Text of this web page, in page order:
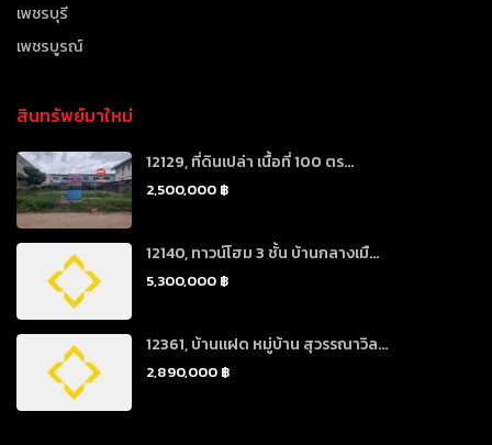
เพชรบุรี
เพชรบูรณ์
สินทรัพย์มาใหม่
12129, ที่ดินเปล่า เนื้อที่ 100 ตร...
2,500,000 ฿
12140, ทาวน์โฮม 3 ชั้น บ้านกลางเมื...
5,300,000 ฿
12361, บ้านแฝด หมู่บ้าน สุวรรณาวิล...
2,890,000 ฿